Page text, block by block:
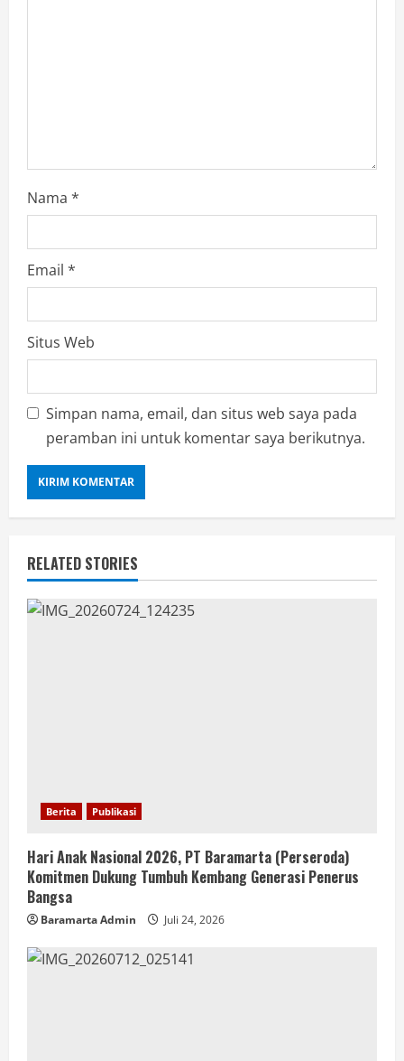
Nama *
Email *
Situs Web
Simpan nama, email, dan situs web saya pada
peramban ini untuk komentar saya berikutnya.
RELATED STORIES
Berita Publikasi
Hari Anak Nasional 2026, PT Baramarta (Perseroda)
Komitmen Dukung Tumbuh Kembang Generasi Penerus
Bangsa
Baramarta Admin Juli 24, 2026